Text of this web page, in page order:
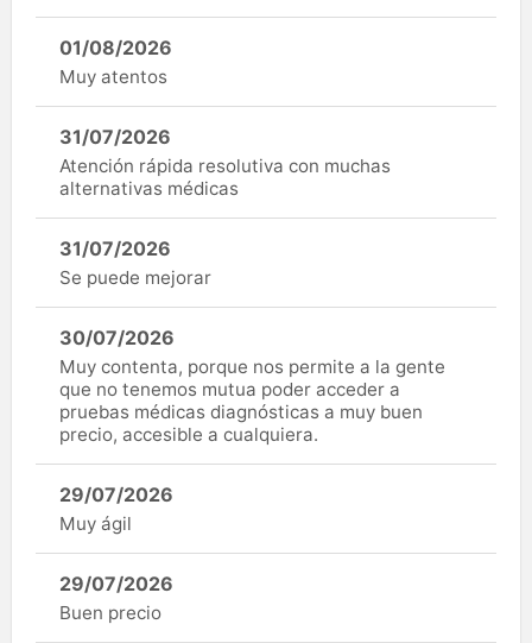
01/08/2026
Muy atentos
31/07/2026
Atención rápida resolutiva con muchas
alternativas médicas
31/07/2026
Se puede mejorar
30/07/2026
Muy contenta, porque nos permite a la gente
que no tenemos mutua poder acceder a
pruebas médicas diagnósticas a muy buen
precio, accesible a cualquiera.
29/07/2026
Muy ágil
29/07/2026
Buen precio